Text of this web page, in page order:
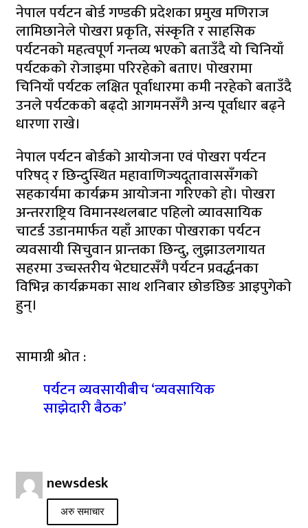
नेपाल पर्यटन बोर्ड गण्डकी प्रदेशका प्रमुख मणिराज
लामिछानेले पोखरा प्रकृति, संस्कृति र साहसिक
पर्यटनको महत्वपूर्ण गन्तव्य भएको बताउँदै यो चिनियाँ
पर्यटकको रोजाइमा परिरहेको बताए। पोखरामा
चिनियाँ पर्यटक लक्षित पूर्वाधारमा कमी नरहेको बताउँदै
उनले पर्यटकको बढ्दो आगमनसँगै अन्य पूर्वाधार बढ्ने
धारणा राखे।
नेपाल पर्यटन बोर्डको आयोजना एवं पोखरा पर्यटन
परिषद् र छिन्दुस्थित महावाणिज्यदूतावाससँगको
सहकार्यमा कार्यक्रम आयोजना गरिएको हो। पोखरा
अन्तरराष्ट्रिय विमानस्थलबाट पहिलो व्यावसायिक
चाटर्ड उडानमार्फत यहाँ आएका पोखराका पर्यटन
व्यवसायी सिचुवान प्रान्तका छिन्दु, लुझाउलगायत
सहरमा उच्चस्तरीय भेटघाटसँगै पर्यटन प्रवर्द्धनका
विभिन्न कार्यक्रमका साथ शनिबार छोङछिङ आइपुगेको
हुन्।
सामाग्री श्रोत :
पर्यटन व्यवसायीबीच ‘व्यवसायिक
साझेदारी बैठक’
newsdesk
अरु समाचार